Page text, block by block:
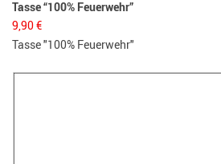
Tasse “100% Feuerwehr”
9,90€
Tasse "100% Feuerwehr"